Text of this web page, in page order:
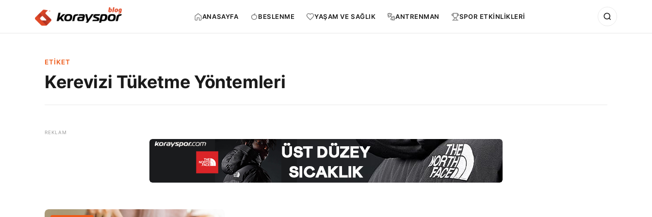
ANASAYFA BESLENME YAŞAM VE SAĞLIK ANTRENMAN SPOR ETKİNLİKLERİ
ETIKET
Kerevizi Tüketme Yöntemleri